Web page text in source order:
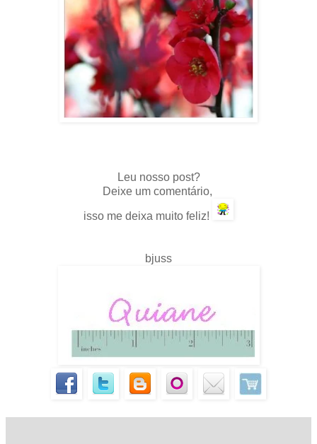
Leu nosso post?
Deixe um comentário,
isso me deixa muito feliz!
bjuss